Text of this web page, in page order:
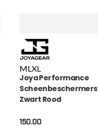
MLXL
Joya Performance
Scheenbeschermers
Zwart Rood
150.00